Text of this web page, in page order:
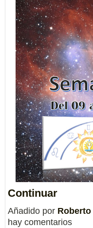
Continuar
Añadido por Roberto
hay comentarios